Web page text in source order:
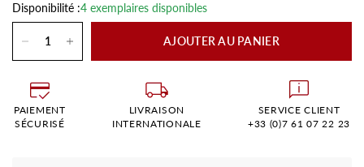
Disponibilité :4 exemplaires disponibles
AJOUTER AU PANIER
PAIEMENT
SÉCURISÉ
LIVRAISON
INTERNATIONALE
SERVICE CLIENT
+33 (0)7 61 07 22 23